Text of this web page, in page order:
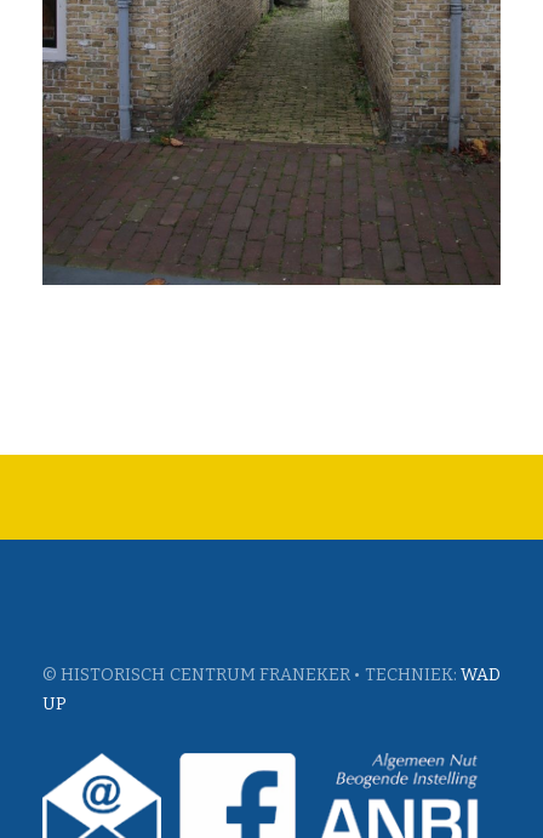
© HISTORISCH CENTRUM FRANEKER • TECHNIEK: WAD
UP